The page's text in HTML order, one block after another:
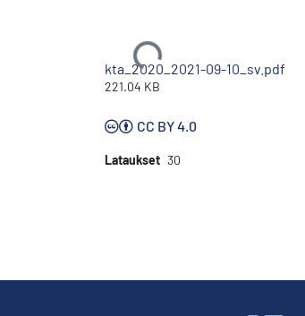
Ladataan...
kta_2020_2021-09-10_sv.pdf
221.04 KB
CC BY 4.0
Lataukset 30